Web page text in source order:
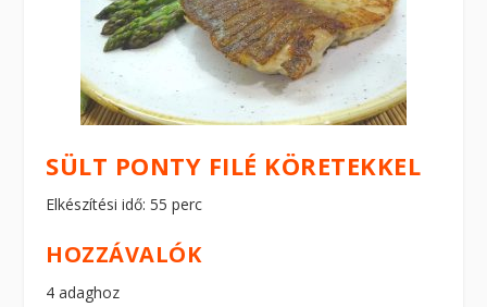
SÜLT PONTY FILÉ KÖRETEKKEL
Elkészítési idő: 55 perc
HOZZÁVALÓK
4 adaghoz